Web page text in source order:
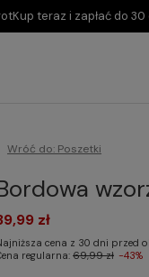
Kup teraz i zapłać do 30
Wróć do: Poszetki
zł
cena z 30 dni przed
regularna:69,99 zł -43%